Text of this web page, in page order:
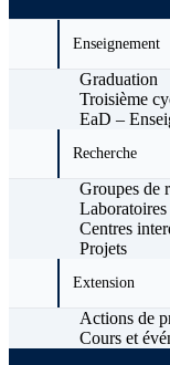
Enseignement
Graduation
Troisième
EaD –
Recherche
Groupes de
Laboratoires
Centres
Projets
Extension
Actions de
Cours et